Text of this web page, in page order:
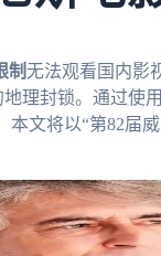
制无法观看国内影
理封锁。通过使用
文将以“第82届